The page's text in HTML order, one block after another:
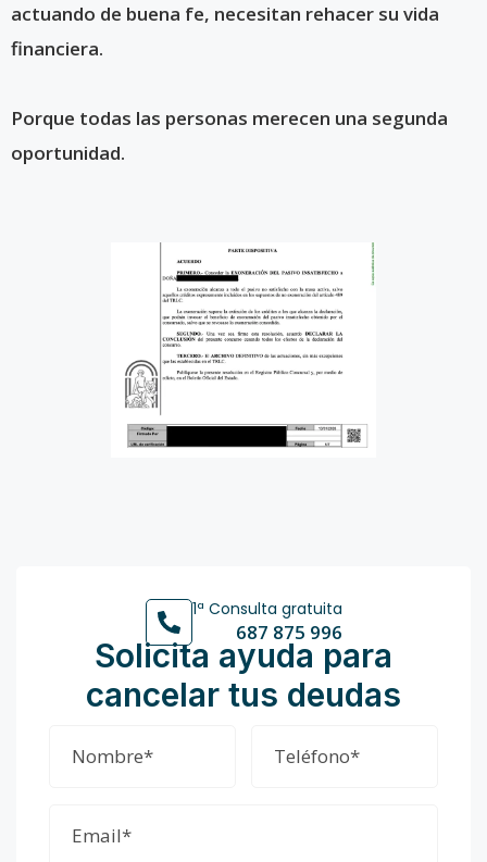
actuando de buena fe, necesitan rehacer su vida
financiera.
Porque todas las personas merecen una segunda
oportunidad.
1ª Consulta gratuita
687 875 996
Solicita ayuda para
cancelar tus deudas